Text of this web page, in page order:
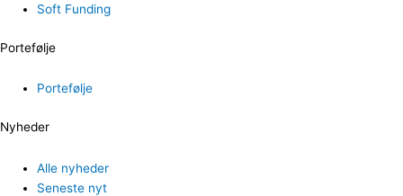
Soft Funding
Portefølje
Portefølje
Nyheder
Alle nyheder
Seneste nyt